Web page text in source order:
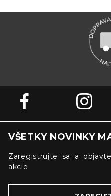
VŠETKY NOVINKY
Zaregistrujte sa a
akcie